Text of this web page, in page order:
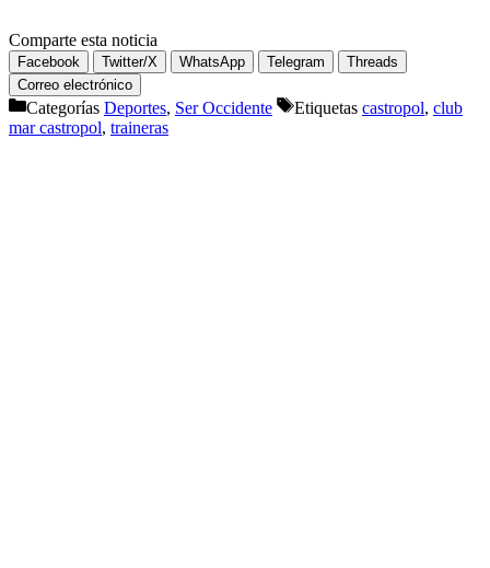
Comparte esta noticia
Facebook Twitter/X WhatsApp Telegram
Threads
Correo electrónico
Categorías Deportes, Ser Occidente Etiquetas castropol, club
mar castropol, traineras